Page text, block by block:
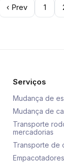
‹ Prev 1
Serviços
Mudança de
Mudança de
Transporte
mercadorias
Transporte de
Empacotadores